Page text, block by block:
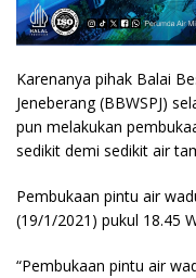
Karenanya pihak Balai
Jeneberang (BBWSPJ)
pun melakukan
sedikit demi sedikit air
Pembukaan pintu air
(19/1/2021) pukul 18.45
“Pembukaan pintu air